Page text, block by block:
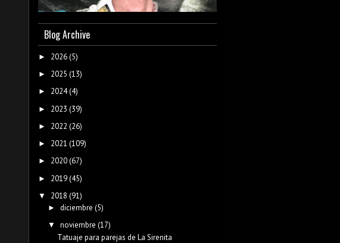
Blog Archive
► 2026(5)
► 2025 (13)
► 2024(4)
► 2023 (39)
► 2022 (26)
► 2021 (109)
► 2020(67)
► 2019(45)
▼ 2018 (91)
► diciembre (5)
▼ noviembre (17)
Tatuaje para parejas de La Sirenita